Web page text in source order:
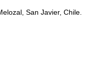
San Javier, Chile.